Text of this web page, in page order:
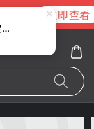
立即查看
WIM - HONEYMOOD【泰國限定版】（黑膠唱片 LP）